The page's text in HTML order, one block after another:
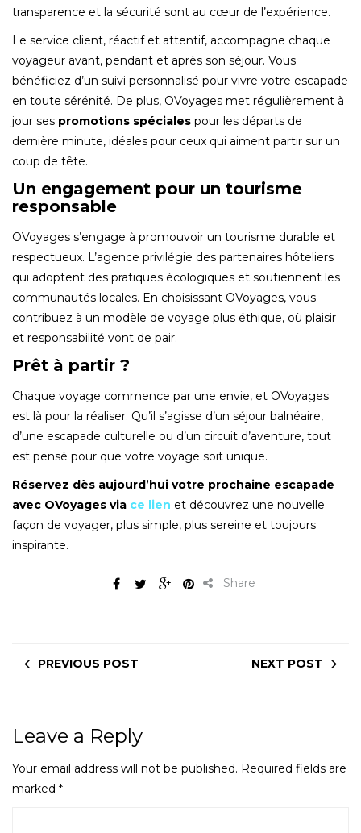
transparence et la sécurité sont au cœur de l’expérience.
Le service client, réactif et attentif, accompagne chaque
voyageur avant, pendant et après son séjour. Vous
bénéficiez d’un suivi personnalisé pour vivre votre escapade
en toute sérénité. De plus, OVoyages met régulièrement à
jour ses promotions spéciales pour les départs de
dernière minute, idéales pour ceux qui aiment partir sur un
coup de tête.
Un engagement pour un tourisme
responsable
OVoyages s’engage à promouvoir un tourisme durable et
respectueux. L’agence privilégie des partenaires hôteliers
qui adoptent des pratiques écologiques et soutiennent les
communautés locales. En choisissant OVoyages, vous
contribuez à un modèle de voyage plus éthique, où plaisir
et responsabilité vont de pair.
Prêt à partir ?
Chaque voyage commence par une envie, et OVoyages
est là pour la réaliser. Qu’il s’agisse d’un séjour balnéaire,
d’une escapade culturelle ou d’un circuit d’aventure, tout
est pensé pour que votre voyage soit unique.
Réservez dès aujourd’hui votre prochaine escapade
avec OVoyages via ce lien et découvrez une nouvelle
façon de voyager, plus simple, plus sereine et toujours
inspirante.
Share
PREVIOUS POST NEXT POST
Leave a Reply
Your email address will not be published. Required fields are
marked *